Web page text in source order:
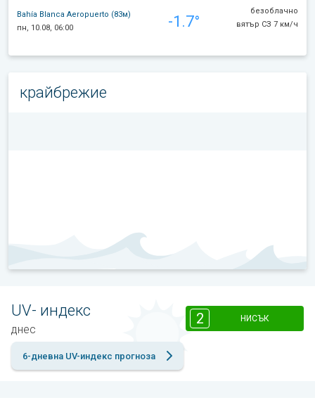
Bahía Blanca Aeropuerto (83м)
пн, 10.08, 06:00
-1.7°
безоблачно
вятър СЗ 7 км/ч
крайбрежие
UV- индекс
днес
2 НИСЪК
6-дневна UV-индекс прогноза